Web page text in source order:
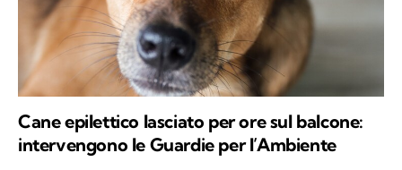
Cane epilettico lasciato per ore sul balcone:
intervengono le Guardie per l’Ambiente